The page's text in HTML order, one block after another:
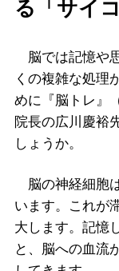
る「サイ
脳では記憶や
くの複雑な処理
めに『脳トレ』
院長の広川慶裕
しょうか。
脳の神経細胞
います。これが
大します。記憶
と、脳への血流